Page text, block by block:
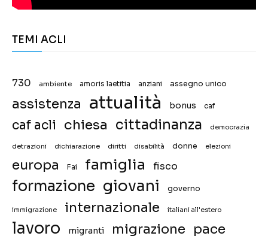
TEMI ACLI
730 ambiente amoris laetitia anziani assegno unico
assistenza attualità bonus caf
caf acli chiesa cittadinanza democrazia
detrazioni dichiarazione diritti disabilità donne elezioni
europa Fai famiglia fisco
formazione giovani governo
immigrazione internazionale italiani all'estero
lavoro migranti migrazione pace